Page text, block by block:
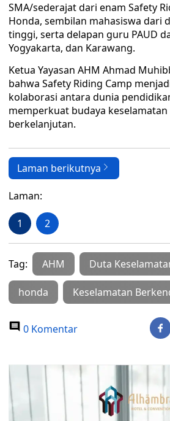
SMA/sederajat dari enam Safety
Honda, sembilan mahasiswa dari
tinggi, serta delapan guru PAUD
Yogyakarta, dan Karawang.
Ketua Yayasan AHM Ahmad
bahwa Safety Riding Camp
kolaborasi antara dunia
memperkuat budaya
berkelanjutan.
Laman berikutnya
Laman:
1 2
Tag: AHM Duta
honda Keselamatan
0 Komentar